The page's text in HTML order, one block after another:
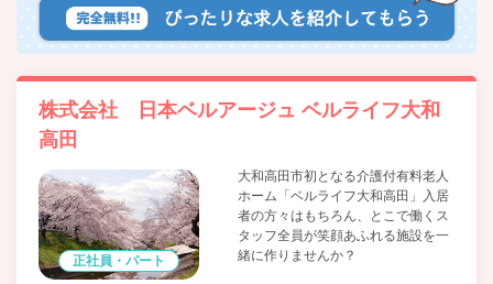
株式会社 日本ベルアージュ ベルライフ大和
高田
正社員・パート
大和高田市初となる介護付有料老人
ホーム「ベルライフ大和高田」入居
者の方々はもちろん、とこで働くス
タッフ全員が笑顔あふれる施設を一
緒に作りませんか？